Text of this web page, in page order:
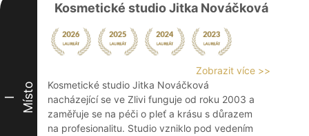
I Místo
Kosmetické studio Jitka Nováčková
Zobrazit více >>
Kosmetické studio Jitka Nováčková
nacházející se ve Zlivi funguje od roku 2003 a
zaměřuje se na péči o pleť a krásu s důrazem
na profesionalitu. Studio vzniklo pod vedením